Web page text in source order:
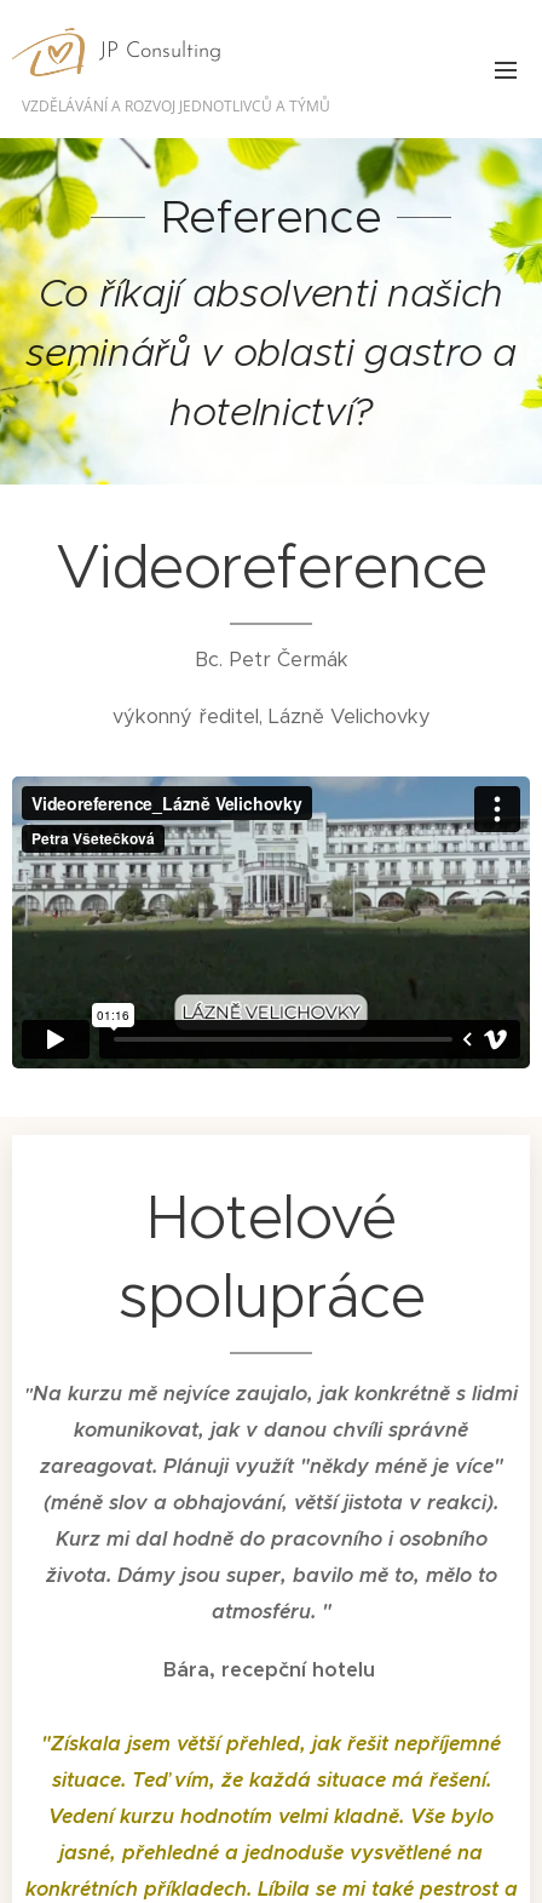
JP Consulting
VZDĚLÁVÁNÍ A ROZVOJ JEDNOTLIVCŮ A TÝMŮ
Reference
Co říkají absolventi našich
seminářů v oblasti gastro a
hotelnictví?
Videoreference
Bc. Petr Čermák
výkonný ředitel, Lázně Velichovky
Hotelové
spolupráce
"Na kurzu mě nejvíce zaujalo, jak konkrétně s lidmi
komunikovat, jak v danou chvíli správně
zareagovat. Plánuji využít "někdy méně je více"
(méně slov a obhajování, větší jistota v reakci).
Kurz mi dal hodně do pracovního i osobního
života. Dámy jsou super, bavilo mě to, mělo to
atmosféru. "
Bára, recepční hotelu
"Získala jsem větší přehled, jak řešit nepříjemné
situace. Teď vím, že každá situace má řešení.
Vedení kurzu hodnotím velmi kladně. Vše bylo
jasné, přehledné a jednoduše vysvětlené na
konkrétních příkladech. Líbila se mi také pestrost a